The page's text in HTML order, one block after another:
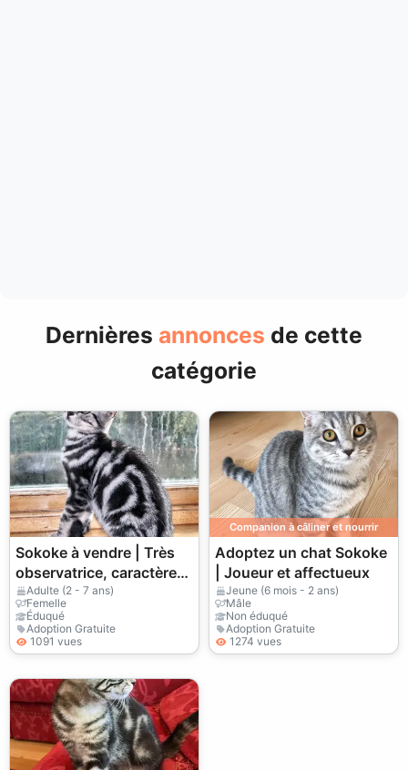
Dernières annonces de cette
catégorie
Sokoke à vendre | Très
observatrice, caractère
naturel | Un chat hors du
commun
Adulte (2 - 7 ans)
Femelle
Éduqué
Adoption Gratuite
1091 vues
Companion à câliner et nourrir
Adoptez un chat Sokoke
| Joueur et affectueux
Jeune (6 mois - 2 ans)
Mâle
Non éduqué
Adoption Gratuite
1274 vues